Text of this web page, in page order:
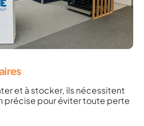
et à stocker, ils nécessitent
précise pour éviter toute perte